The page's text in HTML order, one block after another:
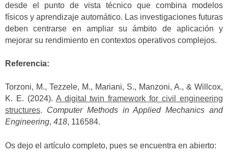
desde el punto de vista técnico que combina modelos
físicos y aprendizaje automático. Las investigaciones futuras
deben centrarse en ampliar su ámbito de aplicación y
mejorar su rendimiento en contextos operativos complejos.
Referencia:
Torzoni, M., Tezzele, M., Mariani, S., Manzoni, A., & Willcox,
K. E. (2024). A digital twin framework for civil engineering
structures. Computer Methods in Applied Mechanics and
Engineering, 418, 116584.
Os dejo el artículo completo, pues se encuentra en abierto: